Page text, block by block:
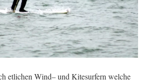
etlichen Wind– und Kitesurfern welche